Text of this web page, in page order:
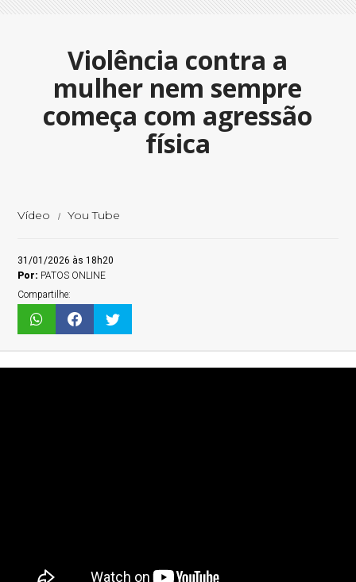
Violência contra a
mulher nem sempre
começa com agressão
física
Vídeo You Tube
31/01/2026 às 18h20
Por: PATOS ONLINE
Compartilhe: